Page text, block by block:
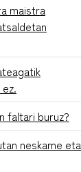
maistra
faltari buruz?
neskame eta